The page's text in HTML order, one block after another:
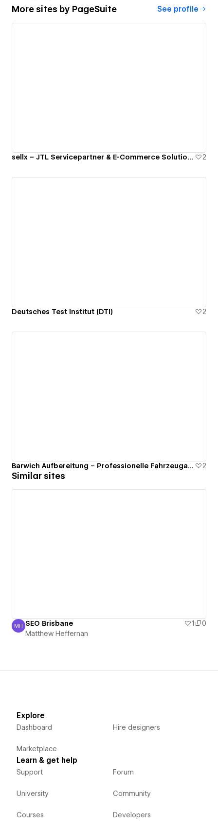
More sites by PageSuite See profile
sellx – JTL Servicepartner & E-Commerce Solutions 2
Deutsches Test Institut (DTI) 2
Barwich Aufbereitung – Professionelle Fahrzeugaufbereitung 2
Similar sites
Matthew Heffernan
MH SEO Brisbane 1
0
Matthew Heffernan
Explore
Dashboard
Marketplace
Hire designers
Learn & get help
Support
University
Courses
Forum
Community
Developers